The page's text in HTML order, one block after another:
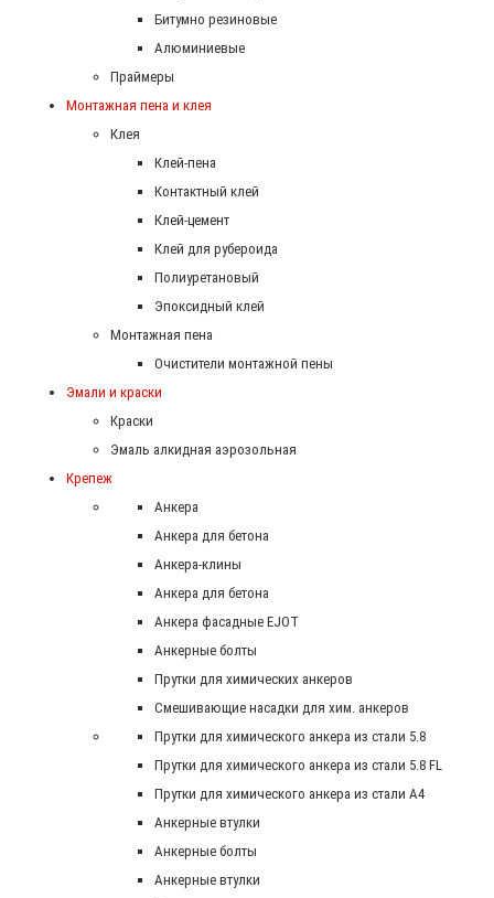
Битумно резиновые
Алюминиевые
Праймеры
Монтажная пена и клея
Клея
Клей-пена
Контактный клей
Клей-цемент
Клей для рубероида
Полиуретановый
Эпоксидный клей
Монтажная пена
Очистители монтажной пены
Эмали и краски
Краски
Эмаль алкидная аэрозольная
Крепеж
Анкера
Анкера для бетона
Анкера-клины
Анкера для бетона
Анкера фасадные EJOT
Анкерные болты
Прутки для химических анкеров
Смешивающие насадки для хим. анкеров
Прутки для химического анкера из стали 5.8
Прутки для химического анкера из стали 5.8 FL
Прутки для химического анкера из стали А4
Анкерные втулки
Анкерные болты
Анкерные втулки